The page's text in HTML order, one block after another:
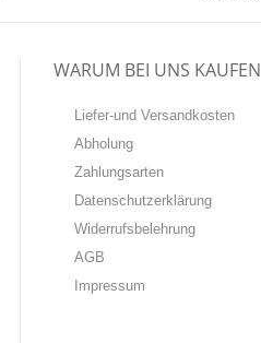
WARUM BEI UNS KAUFEN
Liefer-und Versandkosten
Abholung
Zahlungsarten
Datenschutzerklärung
Widerrufsbelehrung
AGB
Impressum